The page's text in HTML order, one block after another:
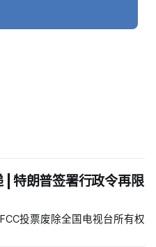
特朗普签署行政令再限
投票废除全国电视台所有权